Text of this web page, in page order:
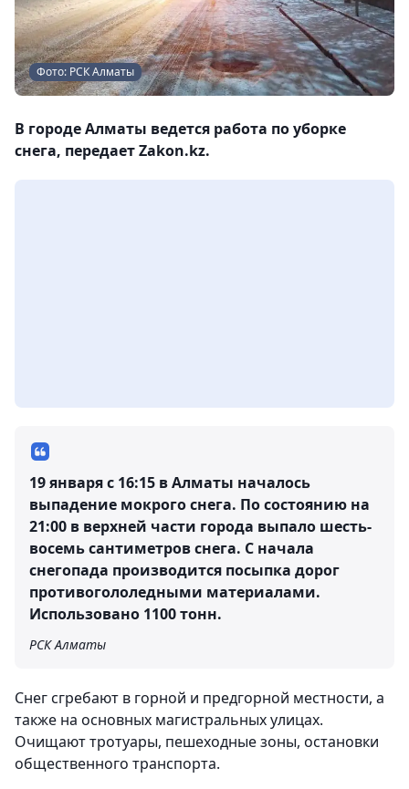
Фото: РСК Алматы
В городе Алматы ведется работа по уборке
снега, передает Zakon.kz.
19 января с 16:15 в Алматы началось
выпадение мокрого снега. По состоянию на
21:00 в верхней части города выпало шесть-
восемь сантиметров снега. С начала
снегопада производится посыпка дорог
противогололедными материалами.
Использовано 1100 тонн.
РСК Алматы
Снег сгребают в горной и предгорной местности, а
также на основных магистральных улицах.
Очищают тротуары, пешеходные зоны, остановки
общественного транспорта.